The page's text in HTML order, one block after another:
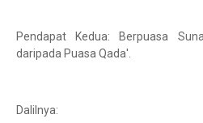
Pendapat Kedua: Berpuasa
daripada Puasa Qada'.
Dalilnya: